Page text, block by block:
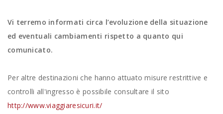
Vi terremo informati circa l’evoluzione della situazione
ed eventuali cambiamenti rispetto a quanto qui
comunicato.
Per altre destinazioni che hanno attuato misure restrittive e
controlli all'ingresso è possibile consultare il sito
http://www.viaggiaresicuri.it/